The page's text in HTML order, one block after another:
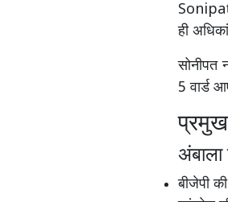
ही
सोनीपत
5 वार्ड
प्रमुख
बीजेपी